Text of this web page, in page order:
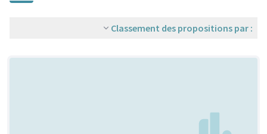
Classement des propositions par :